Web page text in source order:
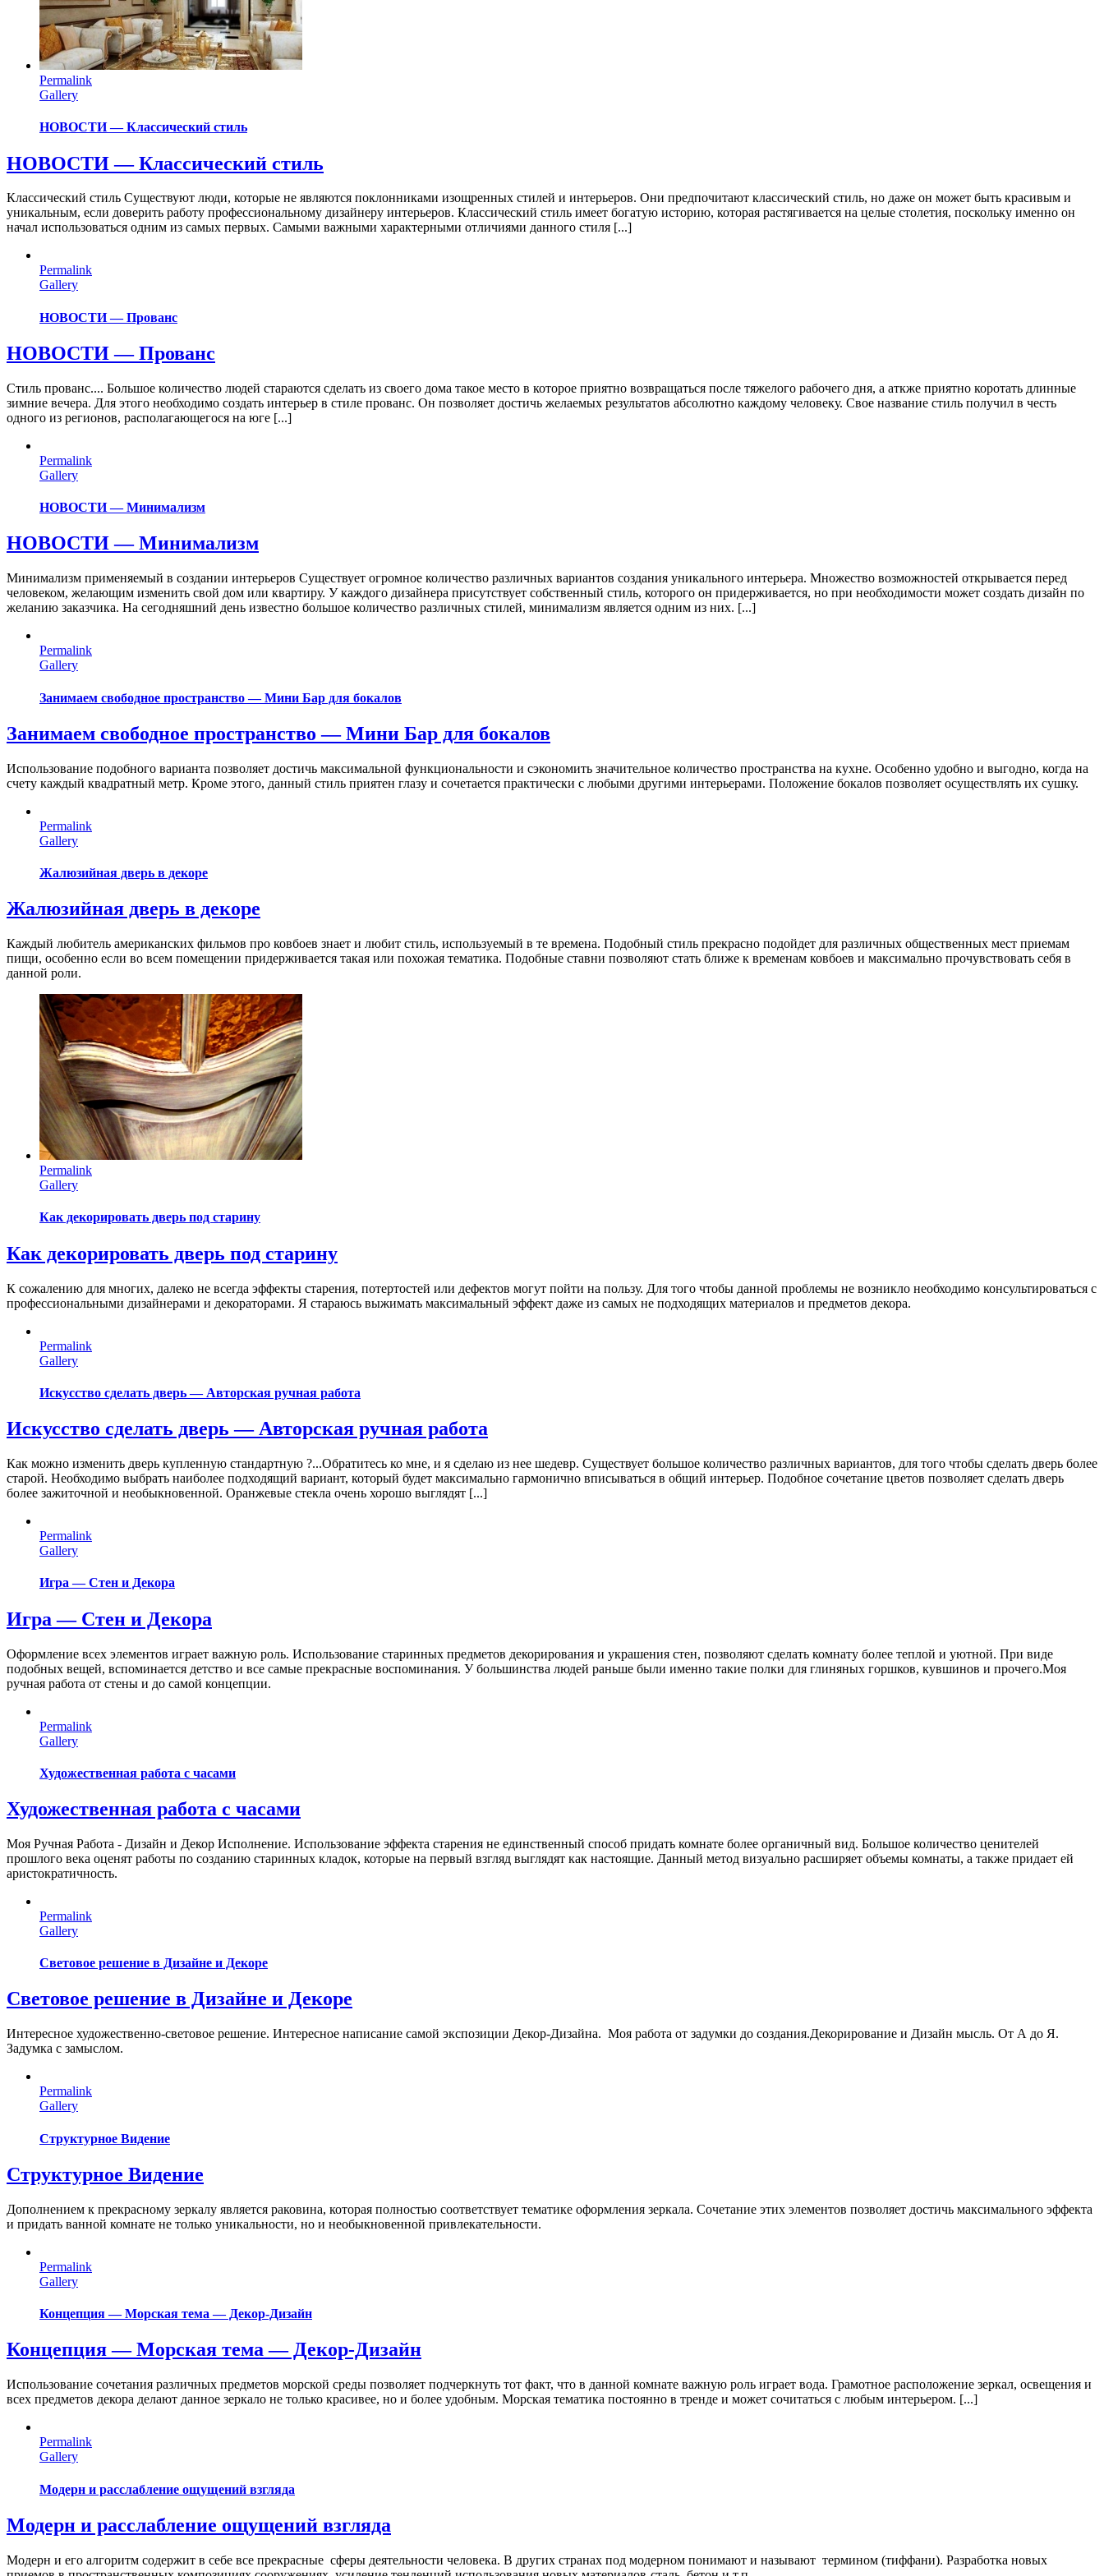
Permalink
Gallery
НОВОСТИ — Классический стиль
НОВОСТИ — Классический стиль
Классический стиль Существуют люди, которые не являются поклонниками изощренных стилей и интерьеров. Они предпочитают классический стиль, но даже он может быть красивым и
уникальным, если доверить работу профессиональному дизайнеру интерьеров. Классический стиль имеет богатую историю, которая растягивается на целые столетия, поскольку именно он
начал использоваться одним из самых первых. Самыми важными характерными отличиями данного стиля [...]
Permalink
Gallery
НОВОСТИ — Прованс
НОВОСТИ — Прованс
Стиль прованс.... Большое количество людей стараются сделать из своего дома такое место в которое приятно возвращаться после тяжелого рабочего дня, а аткже приятно коротать длинные
зимние вечера. Для этого необходимо создать интерьер в стиле прованс. Он позволяет достичь желаемых результатов абсолютно каждому человеку. Свое название стиль получил в честь
одного из регионов, располагающегося на юге [...]
Permalink
Gallery
НОВОСТИ — Минимализм
НОВОСТИ — Минимализм
Минимализм применяемый в создании интерьеров Существует огромное количество различных вариантов создания уникального интерьера. Множество возможностей открывается перед
человеком, желающим изменить свой дом или квартиру. У каждого дизайнера присутствует собственный стиль, которого он придерживается, но при необходимости может создать дизайн по
желанию заказчика. На сегодняшний день известно большое количество различных стилей, минимализм является одним из них. [...]
Permalink
Gallery
Занимаем свободное пространство — Мини Бар для бокалов
Занимаем свободное пространство — Мини Бар для бокалов
Использование подобного варианта позволяет достичь максимальной функциональности и сэкономить значительное количество пространства на кухне. Особенно удобно и выгодно, когда на
счету каждый квадратный метр. Кроме этого, данный стиль приятен глазу и сочетается практически с любыми другими интерьерами. Положение бокалов позволяет осуществлять их сушку.
Permalink
Gallery
Жалюзийная дверь в декоре
Жалюзийная дверь в декоре
Каждый любитель американских фильмов про ковбоев знает и любит стиль, используемый в те времена. Подобный стиль прекрасно подойдет для различных общественных мест приемам
пищи, особенно если во всем помещении придерживается такая или похожая тематика. Подобные ставни позволяют стать ближе к временам ковбоев и максимально прочувствовать себя в
данной роли.
Permalink
Gallery
Как декорировать дверь под старину
Как декорировать дверь под старину
К сожалению для многих, далеко не всегда эффекты старения, потертостей или дефектов могут пойти на пользу. Для того чтобы данной проблемы не возникло необходимо консультироваться с
профессиональными дизайнерами и декораторами. Я стараюсь выжимать максимальный эффект даже из самых не подходящих материалов и предметов декора.
Permalink
Gallery
Искусство сделать дверь — Авторская ручная работа
Искусство сделать дверь — Авторская ручная работа
Как можно изменить дверь купленную стандартную ?...Обратитесь ко мне, и я сделаю из нее шедевр. Существует большое количество различных вариантов, для того чтобы сделать дверь более
старой. Необходимо выбрать наиболее подходящий вариант, который будет максимально гармонично вписываться в общий интерьер. Подобное сочетание цветов позволяет сделать дверь
более зажиточной и необыкновенной. Оранжевые стекла очень хорошо выглядят [...]
Permalink
Gallery
Игра — Стен и Декора
Игра — Стен и Декора
Оформление всех элементов играет важную роль. Использование старинных предметов декорирования и украшения стен, позволяют сделать комнату более теплой и уютной. При виде
подобных вещей, вспоминается детство и все самые прекрасные воспоминания. У большинства людей раньше были именно такие полки для глиняных горшков, кувшинов и прочего.Моя
ручная работа от стены и до самой концепции.
Permalink
Gallery
Художественная работа с часами
Художественная работа с часами
Моя Ручная Работа - Дизайн и Декор Исполнение. Использование эффекта старения не единственный способ придать комнате более органичный вид. Большое количество ценителей
прошлого века оценят работы по созданию старинных кладок, которые на первый взгляд выглядят как настоящие. Данный метод визуально расширяет объемы комнаты, а также придает ей
аристократичность.
Permalink
Gallery
Световое решение в Дизайне и Декоре
Световое решение в Дизайне и Декоре
Интересное художественно-световое решение. Интересное написание самой экспозиции Декор-Дизайна. Моя работа от задумки до создания.Декорирование и Дизайн мысль. От А до Я.
Задумка с замыслом.
Permalink
Gallery
Структурное Видение
Структурное Видение
Дополнением к прекрасному зеркалу является раковина, которая полностью соответствует тематике оформления зеркала. Сочетание этих элементов позволяет достичь максимального эффекта
и придать ванной комнате не только уникальности, но и необыкновенной привлекательности.
Permalink
Gallery
Концепция — Морская тема — Декор-Дизайн
Концепция — Морская тема — Декор-Дизайн
Использование сочетания различных предметов морской среды позволяет подчеркнуть тот факт, что в данной комнате важную роль играет вода. Грамотное расположение зеркал, освещения и
всех предметов декора делают данное зеркало не только красивее, но и более удобным. Морская тематика постоянно в тренде и может сочитаться с любым интерьером. [...]
Permalink
Gallery
Модерн и расслабление ощущений взгляда
Модерн и расслабление ощущений взгляда
Модерн и его алгоритм содержит в себе все прекрасные сферы деятельности человека. В других странах под модерном понимают и называют термином (тиффани). Разработка новых